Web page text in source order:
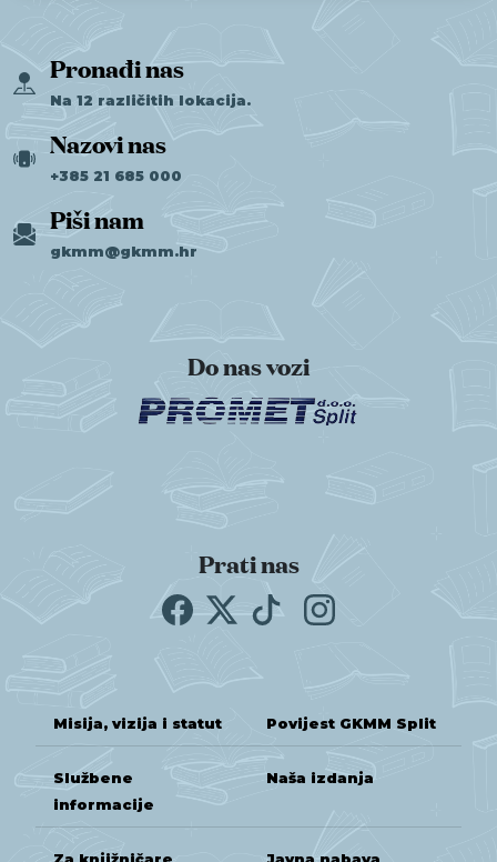
Pronađi nas
Na 12 različitih lokacija.
Nazovi nas
+385 21 685 000
Piši nam
gkmm@gkmm.hr
Do nas vozi
Prati nas
Misija, vizija i statut Povijest GKMM Split
Službene
informacije
Naša izdanja